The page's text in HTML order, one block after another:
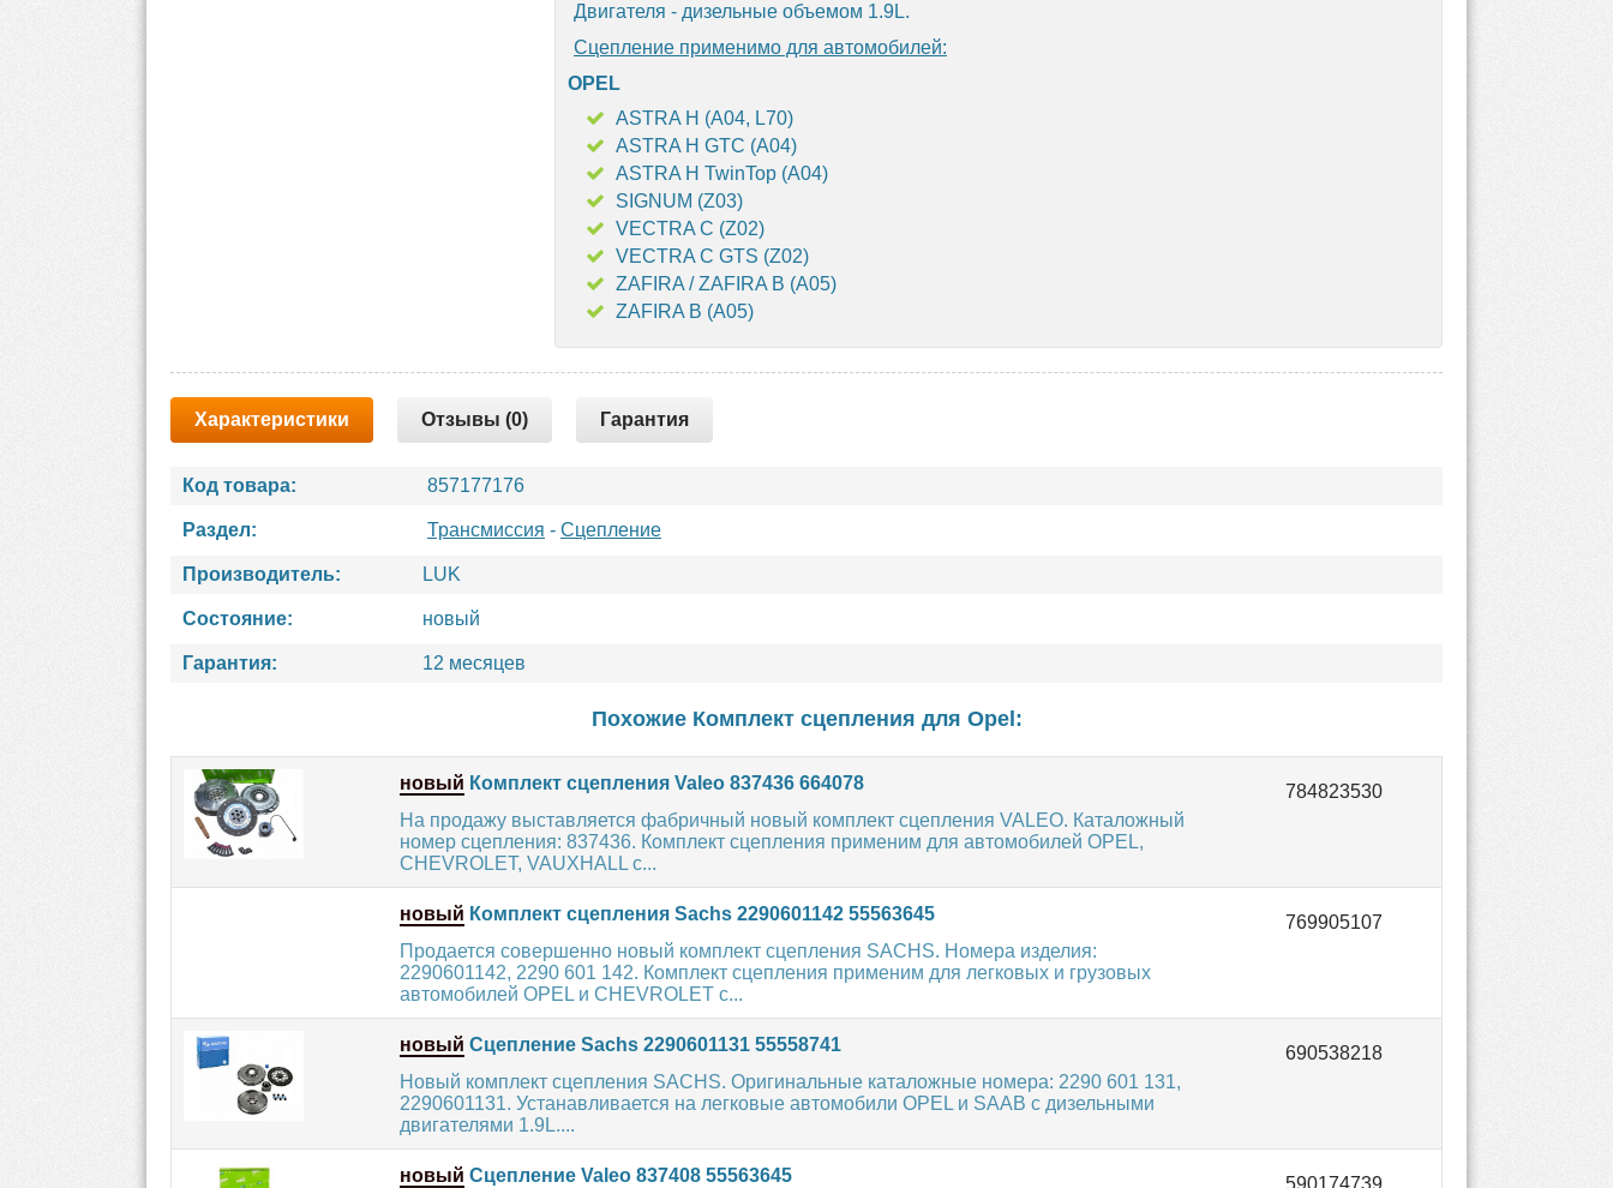
Двигателя - дизельные объемом 1.9L.
Сцепление применимо для автомобилей:
OPEL
ASTRA H (A04, L70)
ASTRA H GTC (A04)
ASTRA H TwinTop (A04)
SIGNUM (Z03)
VECTRA C (Z02)
VECTRA C GTS (Z02)
ZAFIRA / ZAFIRA B (A05)
ZAFIRA B (A05)
Характеристики Отзывы (0) Гарантия
Код товара: 857177176
Раздел: Трансмиссия - Сцепление
Производитель: LUK
Состояние: новый
Гарантия: 12 месяцев
Похожие Комплект сцепления для Opel :
новый Комплект сцепления Valeo 837436 664078
На продажу выставляется фабричный новый комплект сцепления VALEO. Каталожный
номер сцепления: 837436. Комплект сцепления применим для автомобилей OPEL,
CHEVROLET, VAUXHALL с...
новый Комплект сцепления Sachs 2290601142 55563645
Продается совершенно новый комплект сцепления SACHS. Номера изделия:
2290601142, 2290 601 142. Комплект сцепления применим для легковых и грузовых
автомобилей OPEL и CHEVROLET с...
новый Сцепление Sachs 2290601131 55558741
Новый комплект сцепления SACHS. Оригинальные каталожные номера: 2290 601 131,
2290601131. Устанавливается на легковые автомобили OPEL и SAAB с дизельными
двигателями 1.9L....
новый Сцепление Valeo 837408 55563645